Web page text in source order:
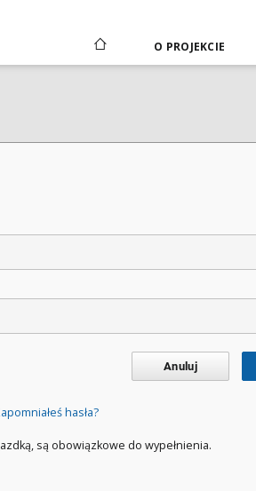
O PROJEKCIE
Anuluj
hasła?
są obowiązkowe do wypełnienia.